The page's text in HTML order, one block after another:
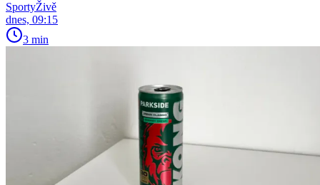
SportyŽivě
dnes, 09:15
3 min